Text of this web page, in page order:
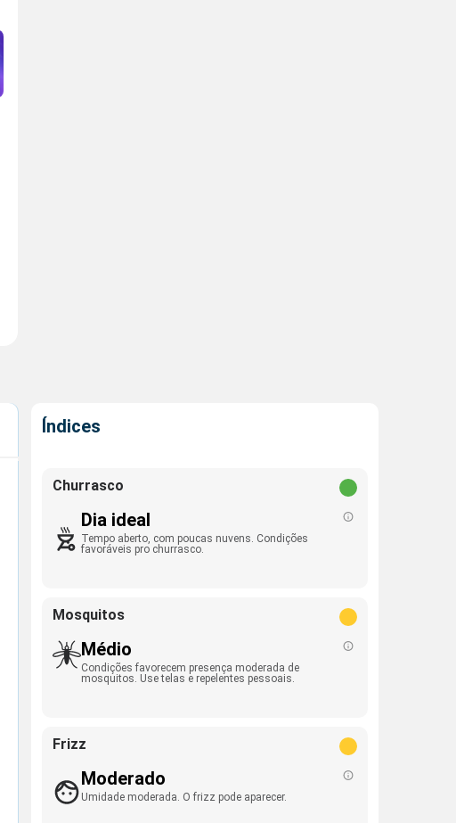
Índices
Churrasco
Dia ideal
Tempo aberto, com poucas nuvens. Condições
favoráveis pro churrasco.
Mosquitos
Médio
Condições favorecem presença moderada de
mosquitos. Use telas e repelentes pessoais.
Frizz
Moderado
Umidade moderada. O frizz pode aparecer.